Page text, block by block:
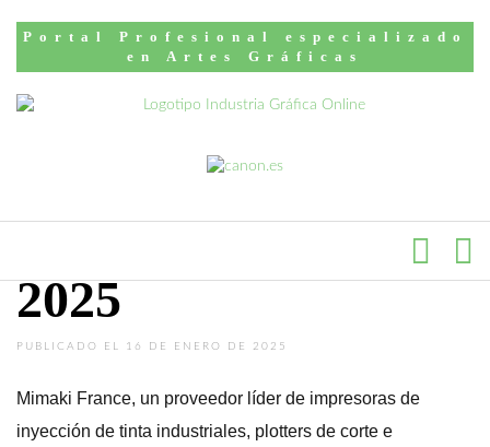
Portal Profesional especializado
en Artes Gráficas
Inicio Noticias
Mimaki France
celebra 15 años de
innovación en el
Salón C!Print Lyon
2025
PUBLICADO EL 16 DE ENERO DE 2025
Mimaki France, un proveedor líder de impresoras de
inyección de tinta industriales, plotters de corte e